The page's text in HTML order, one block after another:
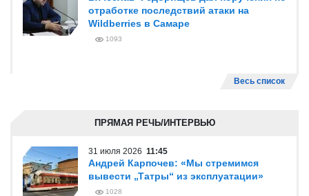
отработке последствий атаки на
Wildberries в Самаре
1093
Весь список
ПРЯМАЯ РЕЧЬ/ИНТЕРВЬЮ
31 июля 2026 11:45
Андрей Карпочев: «Мы стремимся
вывести „Татры“ из эксплуатации»
1028